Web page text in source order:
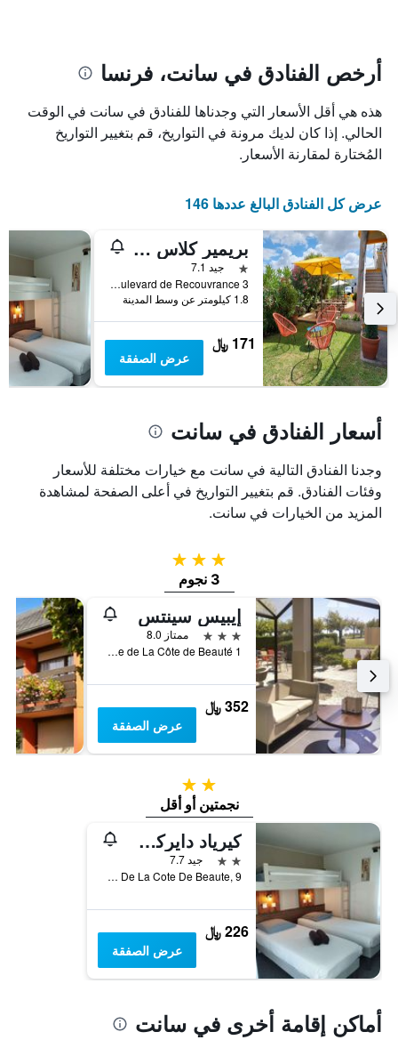
الذي
متوسط
سعر
الغرفة
هذه
الذي
عُثر
عليه
خلال
آخر
3
أيام
محور
الذي
يعرض
عدد
الأيام
الإقامة
يتضمن
المخطط
التالي
1
محور
Y
الذي
يعرض
متوسط
سعر
غرفة
أرخص الفنادق في سانت، فرنسا
هذه هي أقل الأسعار التي وجدناها للفنادق في سانت في الوقت
الحالي. إذا كان لديك مرونة في التواريخ، قم بتغيير التواريخ
المُختارة لمقارنة الأسعار.
عرض كل الفنادق البالغ عددها 146
بريمير كلاس سانتس
نجمة واحدة
جيد 7.1
3 Boulevard de Recouvrance, سانت, شارنت البحرية, فرنسا
1.8 كيلومتر عن وسط المدينة
171 ﷼
عرض الصفقة
أسعار الفنادق في سانت
وجدنا الفنادق التالية في سانت مع خيارات مختلفة للأسعار
وفئات الفنادق. قم بتغيير التواريخ في أعلى الصفحة لمشاهدة
المزيد من الخيارات في سانت.
3 نجوم
3 نجوم
إيبيس سينتس
3 نجوم
ممتاز 8.0
1 Rue de La Côte de Beauté, سانت, شارنت البحرية, فرنسا
352 ﷼
عرض الصفقة
2 نجمتين
نجمتين أو أقل
كيرياد دايركت سانتس
2 نجمتين
جيد 7.7
Rue De La Cote De Beaute, 9, سانت, شارنت البحرية, فرنسا
226 ﷼
عرض الصفقة
أماكن إقامة أخرى في سانت